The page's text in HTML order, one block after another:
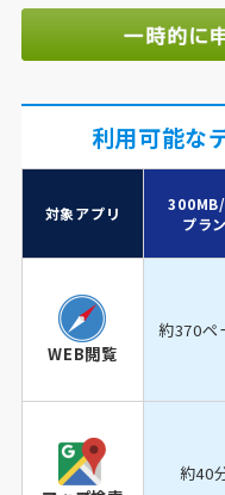
利用可能な
対象アプリ
プラン
WEB閲覧
約370ペ
約40